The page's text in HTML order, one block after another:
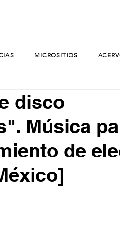
MICROSITIOS
disco
Música
de